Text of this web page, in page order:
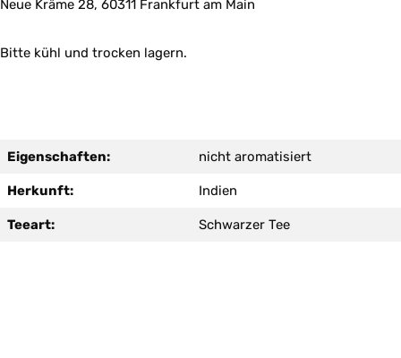
Neue Kräme 28, 60311 Frankfurt am Main
Bitte kühl und trocken lagern.
Eigenschaften: nicht aromatisiert
Herkunft: Indien
Teeart: Schwarzer Tee